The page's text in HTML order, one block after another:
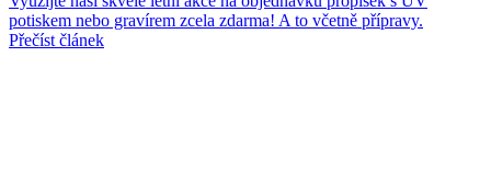
potiskem nebo gravírem zcela zdarma! A to včetně přípravy.
Přečíst článek